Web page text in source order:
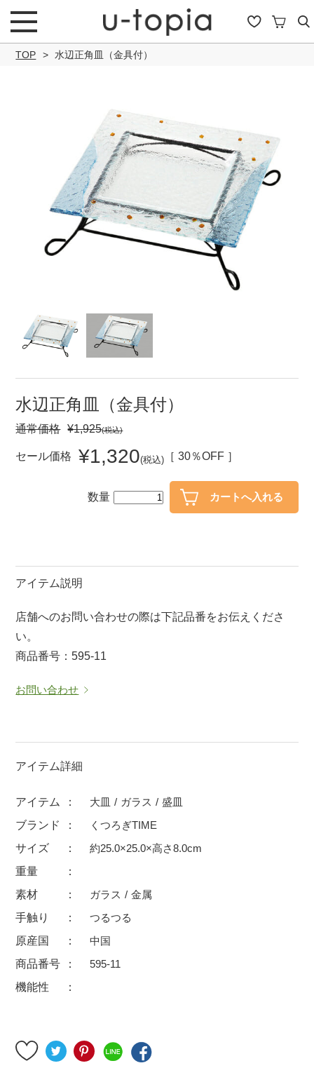
こだわり条件で絞り込み
キーワード
セール
アイテム
小皿 中皿・取皿
長皿・さんま皿 付出皿
ポット 急須
そば千代口
徳利・盃 徳利
そば徳利
箸・カトラリー
子供食器
調理雑器
価格
ブランド・窯名・作家名
TOP 水辺正角皿（金具付）
水辺正角皿（金具付）
通常価格 ¥1,925(税込)
セール価格 ¥1,320(税込) ［ 30％OFF ］
数量
アイテム説明
店舗へのお問い合わせの際は下記品番をお伝えくださ
い。
商品番号：595-11
お問い合わせ
アイテム詳細
アイテム 大皿 ガラス
盛皿
ブランド
くつろぎTIME
サイズ
約25.0×25.0×高さ8.0cm
重量
素材
ガラス
金属
手触り
つるつる
原産国
中国
商品番号
595-11
機能性